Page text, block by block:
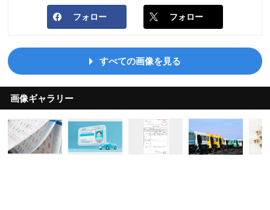
フォロー フォロー
すべての画像を見る
画像ギャラリー